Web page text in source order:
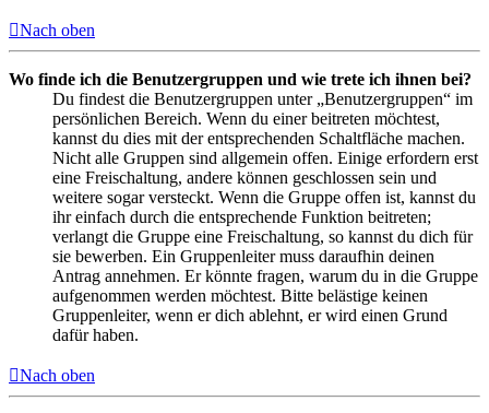
Nach oben
Wo finde ich die Benutzergruppen und wie trete ich ihnen bei?
Du findest die Benutzergruppen unter „Benutzergruppen“ im
persönlichen Bereich. Wenn du einer beitreten möchtest,
kannst du dies mit der entsprechenden Schaltfläche machen.
Nicht alle Gruppen sind allgemein offen. Einige erfordern erst
eine Freischaltung, andere können geschlossen sein und
weitere sogar versteckt. Wenn die Gruppe offen ist, kannst du
ihr einfach durch die entsprechende Funktion beitreten;
verlangt die Gruppe eine Freischaltung, so kannst du dich für
sie bewerben. Ein Gruppenleiter muss daraufhin deinen
Antrag annehmen. Er könnte fragen, warum du in die Gruppe
aufgenommen werden möchtest. Bitte belästige keinen
Gruppenleiter, wenn er dich ablehnt, er wird einen Grund
dafür haben.
Nach oben